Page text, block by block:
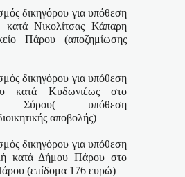
δικηγόρου για υπόθεση
Νικολίτσας Κάπαρη
Πάρου (αποζημίωσης
δικηγόρου για υπόθεση
κατά Κυδωνιέως στο
Σύρου( υπόθεση
αποβολής)
δικηγόρου για υπόθεση
κατά Δήμου Πάρου στο
(επίδομα 176 ευρώ)